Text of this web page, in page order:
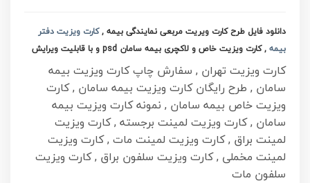
دانلود فایل طرح کارت ویریت مربعی نمایندگی بیمه ,کارت ویزیت دفتر
بیمه , کارت ویزیت خاص و لاکچری بیمه سامان psd و با قابلیت ویرایش
کارت ویزیت تهران , سفارش چاپ کارت ویزیت بیمه
سامان , طرح رایگان کارت ویزیت بیمه سامان , کارت
ویزیت خاص بیمه سامان , نمونه کارت ویزیت بیمه
سامان , کارت ویزیت لمینت برجسته , کارت ویزیت
لمینت براق , کارت ویزیت لمینت مات , کارت ویزیت
لمینت مخملی , کارت ویزیت سلفون براق , کارت ویزیت
سلفون مات